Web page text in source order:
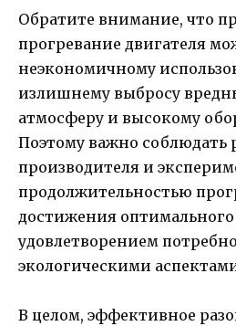
Обратите внимание, что
прогревание двигателя
неэкономичному
излишнему выбросу
атмосферу и высокому
Поэтому важно соблюдать
производителя и
продолжительностью
достижения
удовлетворением
экологическими
В целом, эффективное